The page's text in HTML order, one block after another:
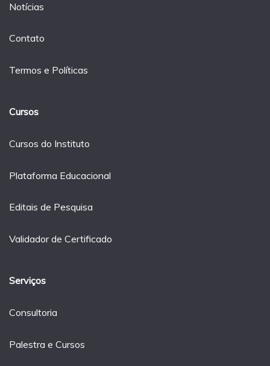
Notícias
Contato
Termos e Políticas
Cursos
Cursos do Instituto
Plataforma Educacional
Editais de Pesquisa
Validador de Certificado
Serviços
Consultoria
Palestra e Cursos